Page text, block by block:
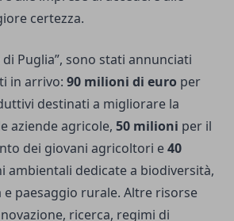
certezza.
di Puglia”, sono stati annunciati
in arrivo: 90 milioni di euro per
destinati a migliorare la
aziende agricole, 50 milioni per il
dei giovani agricoltori e40
ambientali dedicate a biodiversità,
e paesaggio rurale. Altre risorse
ricerca, regimi di